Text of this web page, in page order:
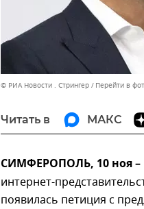
© РИА Новости . Стрингер Перейти в
Читать в МАКС
СИМФЕРОПОЛЬ, 10 ноя
интернет-
появилась петиция с